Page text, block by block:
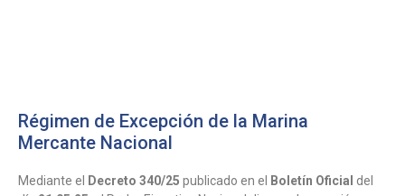
Régimen de Excepción de la Marina
Mercante Nacional
Mediante el Decreto 340/25 publicado en el Boletín Oficial del